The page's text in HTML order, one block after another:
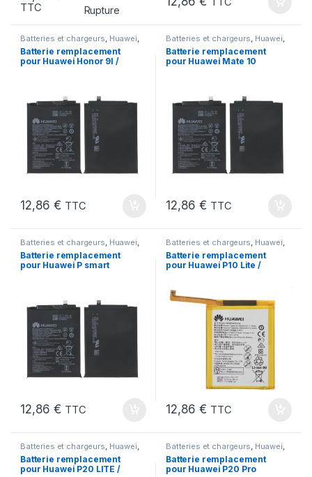
TTC
Rupture
Batteries et chargeurs, Huawei,
Marques Pieces Portable
Batterie remplacement
pour Huawei Honor 9I /
12,86€ TTC
Batteries et chargeurs, Huawei,
Marques Pieces Portable
Batterie remplacement
pour Huawei Mate 10
12,86€ TTC
Batteries et chargeurs, Huawei,
Marques Pieces Portable
Batterie remplacement
pour Huawei P smart
12,86€ TTC
Batteries et chargeurs, Huawei,
Marques Pieces Portable
Batterie remplacement
pour Huawei P10 Lite /
12,86€ TTC
Batteries et chargeurs Huawei
Marques Pieces Portable
Batterie remplacement
pour Huawei P20 LITE /
Batteries et chargeurs Huawei
Marques Pieces Portable
Batterie remplacement
pour Huawei P20 Pro